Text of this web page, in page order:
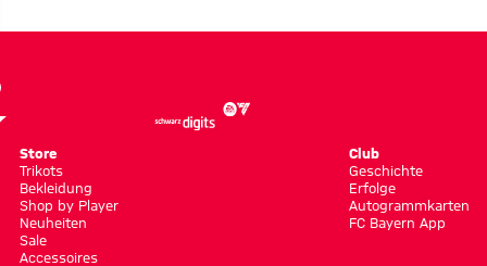
Store
Trikots
Bekleidung
Shop by Player
Neuheiten
Sale
Accessoires
Club
Geschichte
Erfolge
Autogrammkarten
FC Bayern App